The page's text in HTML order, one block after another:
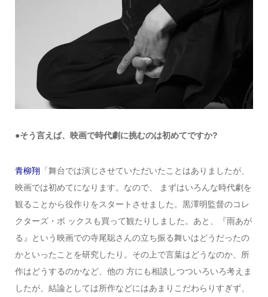
●そう言えば、映画で時代劇に挑むのは初めてですか?
青柳翔 「舞台では演じさせていただいたことはありましたが、
映画では初めてになります。なので、 まずはいろんな時代劇を
観ることから役作りをスタートさせました。黒澤明監督のコレ
クターズ・ボ ックスも買って観たりしました。あと、『雨あが
る』という映画での寺尾聡さんの立ち振る舞いはどうだったの
かといったことを研究したり。その上で言葉はどうなのか、所
作はどうするのかなど、他の 方にも相談しつついろいろ考えま
したが、結論としては所作などにはあまりこだわらりすぎず、